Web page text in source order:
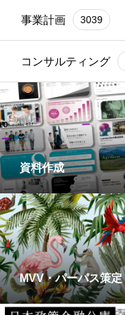
事業計画 3039
コンサルティング
資料作成
MVV・パーパス策定